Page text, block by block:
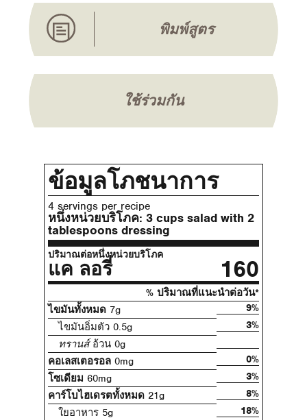
พิมพ์สูตร
ใช้ร่วมกัน
ข้อมูลโภชนาการ
4 servings per recipe
หนึ่งหน่วยบริโภค: 3 cups salad with 2
tablespoons dressing
ปริมาณต่อหนึ่งหน่วยบริโภค
แค ลอรี่ 160
% ปริมาณที่แนะนําต่อวัน*
ไขมันทั้งหมด 7g
9%
ไขมันอิ่มตัว 0.5g
3%
ทรานส์อ้วน 0g
คอเลสเตอรอล 0mg
0%
โซเดียม 60mg
3%
คาร์โบไฮเดรตทั้งหมด 21g
8%
ใยอาหาร 5g
18%